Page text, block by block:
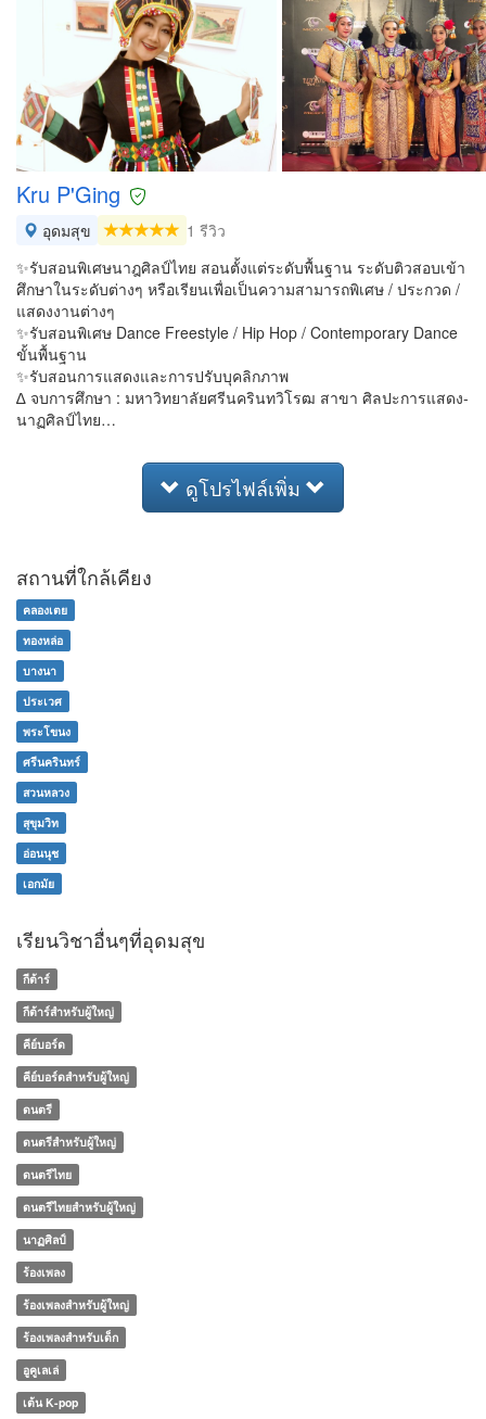
Kru P'Ging
อุดมสุข
1 รีวิว
✨รับสอนพิเศษนาฎศิลป์ไทย สอนตั้งแต่ระดับพื้นฐาน ระดับติวสอบเข้า
ศึกษาในระดับต่างๆ หรือเรียนเพื่อเป็นความสามารถพิเศษ / ประกวด /
แสดงงานต่างๆ
✨รับสอนพิเศษ Dance Freestyle / Hip Hop / Contemporary Dance
ขั้นพื้นฐาน
✨รับสอนการแสดงและการปรับบุคลิกภาพ
∆ จบการศึกษา : มหาวิทยาลัยศรีนครินทวิโรฒ สาขา ศิลปะการแสดง-
นาฏศิลป์ไทย…
ดูโปรไฟล์เพิ่ม
สถานที่ใกล้เคียง
คลองเตย
ทองหล่อ
บางนา
ประเวศ
พระโขนง
ศรีนครินทร์
สวนหลวง
สุขุมวิท
อ่อนนุช
เอกมัย
เรียนวิชาอื่นๆที่อุดมสุข
กีต้าร์
กีต้าร์สำหรับผู้ใหญ่
คีย์บอร์ด
คีย์บอร์ดสำหรับผู้ใหญ่
ดนตรี
ดนตรีสำหรับผู้ใหญ่
ดนตรีไทย
ดนตรีไทยสำหรับผู้ใหญ่
นาฏศิลป์
ร้องเพลง
ร้องเพลงสำหรับผู้ใหญ่
ร้องเพลงสำหรับเด็ก
อูคูเลเล่
เต้น K-pop